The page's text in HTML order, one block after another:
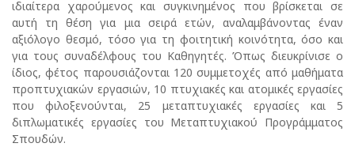
ιδιαίτερα χαρούμενος και συγκινημένος που βρίσκεται σε
αυτή τη θέση για μια σειρά ετών, αναλαμβάνοντας έναν
αξιόλογο θεσμό, τόσο για τη φοιτητική κοινότητα, όσο και
για τους συναδέλφους του Καθηγητές. Όπως διευκρίνισε ο
ίδιος, φέτος παρουσιάζονται 120 συμμετοχές από μαθήματα
προπτυχιακών εργασιών, 10 πτυχιακές και ατομικές εργασίες
που φιλοξενούνται, 25 μεταπτυχιακές εργασίες και 5
διπλωματικές εργασίες του Μεταπτυχιακού Προγράμματος
Σπουδών.